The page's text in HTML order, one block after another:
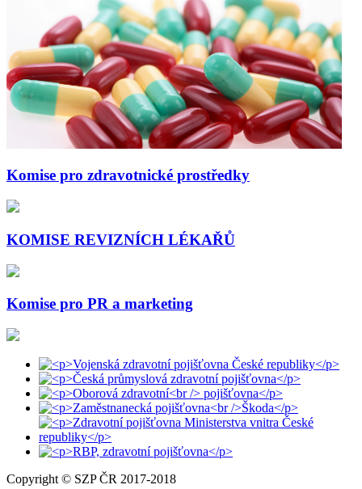
Komise pro zdravotnické prostředky
KOMISE REVIZNÍCH LÉKAŘŮ
Komise pro PR a marketing
Copyright © SZP ČR 2017-2018